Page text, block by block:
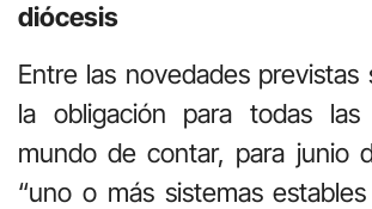
diócesis
Entre las novedades previstas
la obligación para todas las
mundo de contar, para junio
“uno o más sistemas